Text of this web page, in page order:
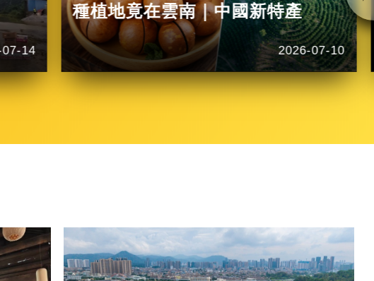
14
種植地竟在雲南｜中國新特產
2026-07-10